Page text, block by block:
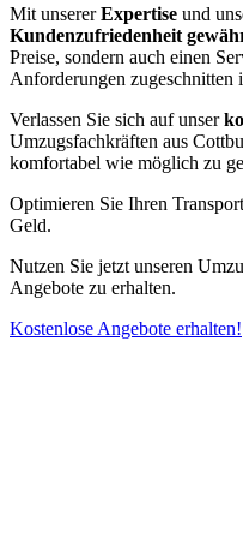
Mit unsererExpertise und
Kundenzufriedenheit
Preise, sondern auch einen
Anforderungen zugeschnitten
Verlassen Sie sich auf unser
Umzugsfachkräften aus
komfortabel wie möglich zu
Optimieren Sie Ihren
Geld.
Nutzen Sie jetzt unseren
Angebote zu erhalten.
Kostenlose Angebote erhalten!